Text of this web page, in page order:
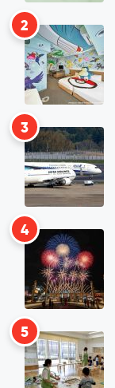
2
3
4
5